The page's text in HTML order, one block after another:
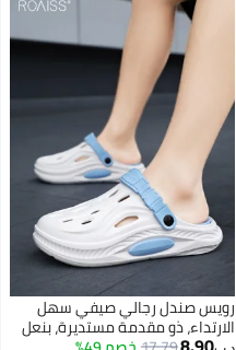
رويس صندل رجالي صيفي سهل
الارتداء، ذو مقدمة مستديرة، بنعل